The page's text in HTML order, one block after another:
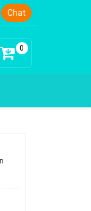
Chat
0